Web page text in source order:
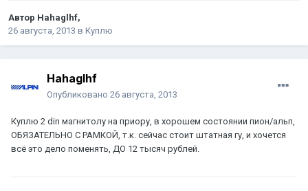
Автор Hahaglhf,
26 августа, 2013 в Куплю
Hahaglhf
Опубликовано 26 августа, 2013
Куплю 2 din магнитолу на приору, в хорошем состоянии пион/альп,
ОБЯЗАТЕЛЬНО С РАМКОЙ, т.к. сейчас стоит штатная гу, и хочется
всё это дело поменять, ДО 12 тысяч рублей.